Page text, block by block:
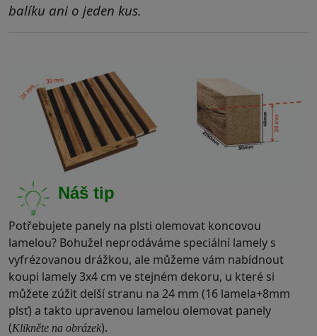
balíku ani o jeden kus.
Náš tip
Potřebujete panely na plsti olemovat koncovou
lamelou? Bohužel neprodáváme speciální lamely s
vyfrézovanou drážkou, ale můžeme vám nabídnout
koupi lamely 3x4 cm ve stejném dekoru, u které si
můžete zúžit delší stranu na 24 mm (16 lamela+8mm
plsť) a takto upravenou lamelou olemovat panely
(Klikněte na obrázek).